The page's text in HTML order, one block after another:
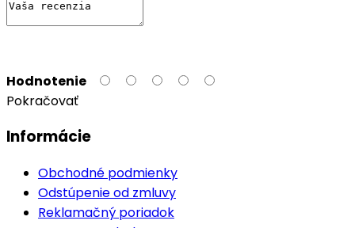
Hodnotenie
Pokračovať
Informácie
Obchodné podmienky
Odstúpenie od zmluvy
Reklamačný poriadok